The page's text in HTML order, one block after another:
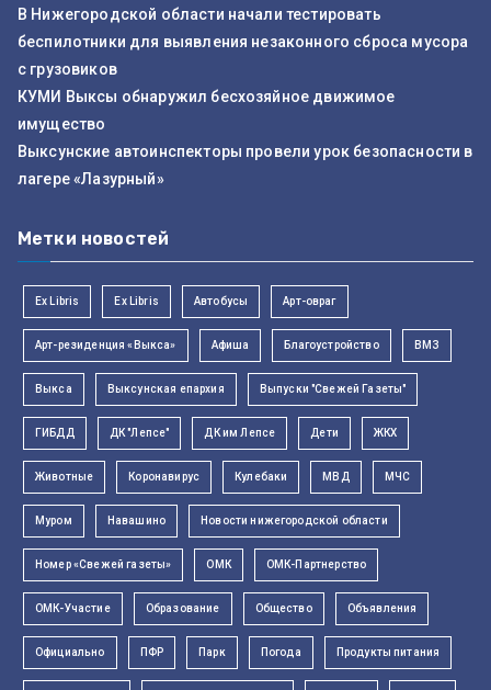
В Нижегородской области начали тестировать
беспилотники для выявления незаконного сброса мусора
с грузовиков
КУМИ Выксы обнаружил бесхозяйное движимое
имущество
Выксунские автоинспекторы провели урок безопасности в
лагере «Лазурный»
Метки новостей
Ex Libris Ex Libris Автобусы Арт-овраг
Арт-резиденция «Выкса» Афиша Благоустройство ВМЗ
Выкса Выксунская епархия Выпуски "Свежей Газеты"
ГИБДД ДК "Лепсе" ДК им Лепсе Дети ЖКХ
Животные Коронавирус Кулебаки МВД МЧС
Муром Навашино Новости нижегородской области
Номер «Свежей газеты» ОМК ОМК-Партнерство
ОМК-Участие Образование Общество Объявления
Официально ПФР Парк Погода Продукты питания